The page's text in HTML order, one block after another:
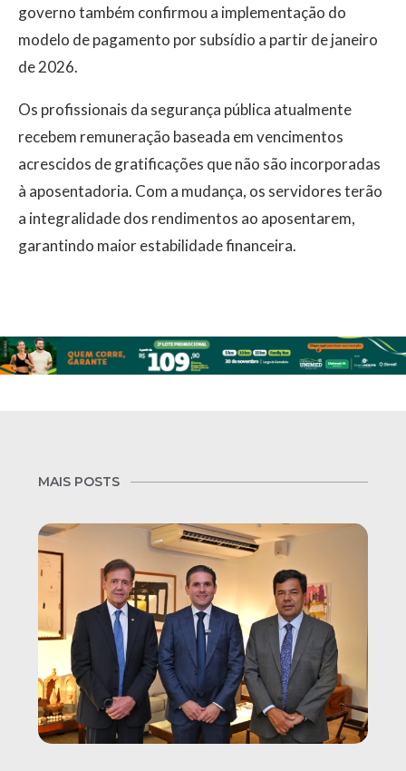
governo também confirmou a implementação do
modelo de pagamento por subsídio a partir de janeiro
de 2026.
Os profissionais da segurança pública atualmente
recebem remuneração baseada em vencimentos
acrescidos de gratificações que não são incorporadas
à aposentadoria. Com a mudança, os servidores terão
a integralidade dos rendimentos ao aposentarem,
garantindo maior estabilidade financeira.
MAIS POSTS